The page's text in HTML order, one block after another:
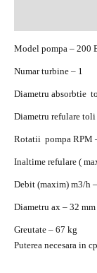
Model pompa – 200
Numar turbine – 1
Diametru absorbtie
Diametru refulare
Rotatii pompa RPM
Inaltime refulare (
Debit (maxim) m3/h
Diametru ax – 32 mm
Greutate – 67 kg
Puterea necesara in